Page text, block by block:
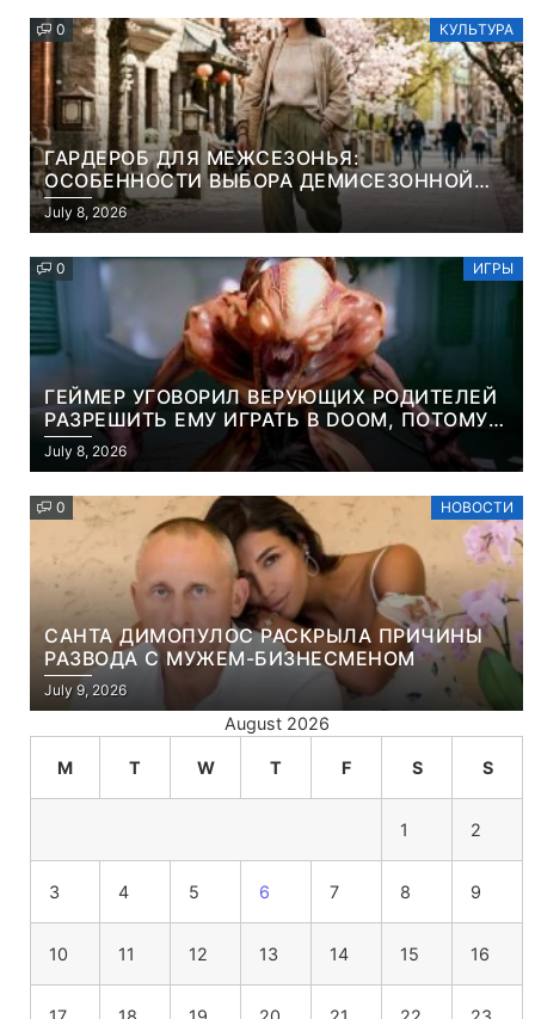
0 КУЛЬТУРА
ГАРДЕРОБ ДЛЯ МЕЖСЕЗОНЬЯ:
ОСОБЕННОСТИ ВЫБОРА ДЕМИСЕЗОННОЙ
ПАРКИ И ЭЛЕГАНТНОГО ЖЕНСКОГО ПЛАЩА
July 8, 2026
0 ИГРЫ
ГЕЙМЕР УГОВОРИЛ ВЕРУЮЩИХ РОДИТЕЛЕЙ
РАЗРЕШИТЬ ЕМУ ИГРАТЬ В DOOM, ПОТОМУ
ЧТО ЭТО ХРИСТИАНСКАЯ ИГРА ПРО
УБИЙСТВО ДЕМОНОВ
July 8, 2026
0 НОВОСТИ
САНТА ДИМОПУЛОС РАСКРЫЛА ПРИЧИНЫ
РАЗВОДА С МУЖЕМ-БИЗНЕСМЕНОМ
July 9, 2026
August 2026
M T W T F S S
1 2
3 4 5 6 7 8 9
10 11 12 13 14 15 16